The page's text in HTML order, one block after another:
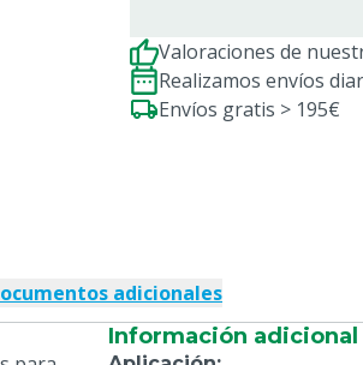
Valoraciones de
Realizamos envíos
Envíos gratis > 195€
adicionales
Información adicional